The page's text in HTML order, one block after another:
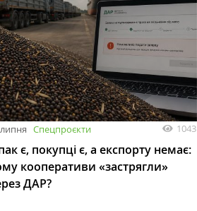
Спецпроєкти 1043
є, покупці є, а експорту немає:
кооперативи «застрягли»
ДАР?